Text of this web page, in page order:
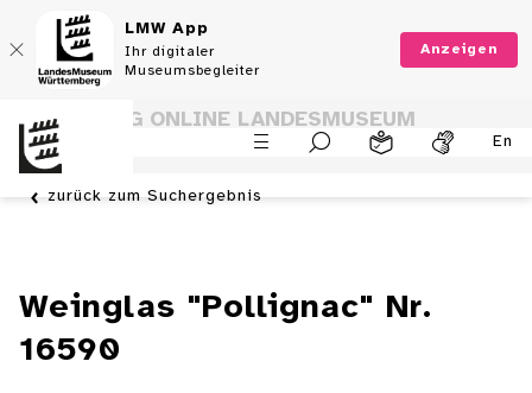
LMW App
Ihr digitaler
Museumsbegleiter
Anzeigen
En
SAMMLUNG ONLINE LANDESMUSEUM
WÜRTTEMBERG
zurück zum Suchergebnis
Weinglas "Pollignac" Nr.
16590